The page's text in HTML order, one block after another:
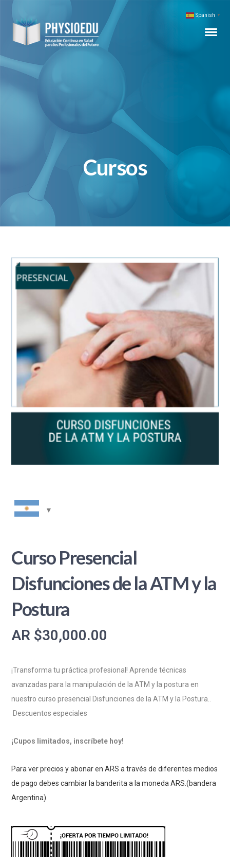
Cursos
Curso Presencial
Disfunciones de la ATM y la
Postura
AR $30,000.00
¡Transforma tu práctica profesional! Aprende técnicas
avanzadas para la manipulación de la ATM y la postura en
nuestro curso presencial Disfunciones de la ATM y la Postura..
Descuentos especiales
¡Cupos limitados, inscríbete hoy!
Para ver precios y abonar en ARS a través de diferentes medios
de pago debes cambiar la banderita a la moneda ARS.(bandera
Argentina).
Spanish ▼